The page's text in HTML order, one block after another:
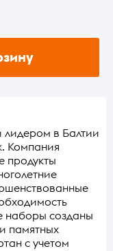
лидером в Балтии
Компания
продукты
наборы созданы
памятных
с учетом